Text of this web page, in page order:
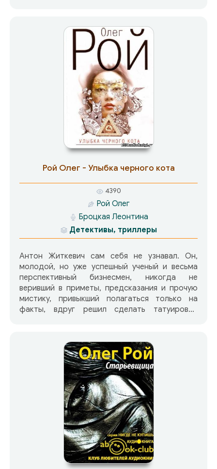
лучшая подруга в прежних своих ролях, а не в
статусе новой семейной пары. Можно легко
догадаться, что же произошло в стенах
клиники. Но разве можно догадаться, что
неожиданные события твоей жизни
оказались… запланированными одним модным
писателем, претерпевающим творческий
Рой Олег - Улыбка черного кота
4390
Рой Олег
Броцкая Леонтина
Детективы, триллеры
Антон Житкевич сам себя не узнавал. Он,
молодой, но уже успешный ученый и весьма
перспективный бизнесмен, никогда не
веривший в приметы, предсказания и прочую
мистику, привыкший полагаться только на
факты, вдруг решил сделать татуировку.
авантюра изменит его судьбу.Как только на
спине Антона появилось изображение
улыбающейся морды черного кота, перемены
грянули как гром среди ясного неба… И это
явилось всего лишь началом долгого пути к